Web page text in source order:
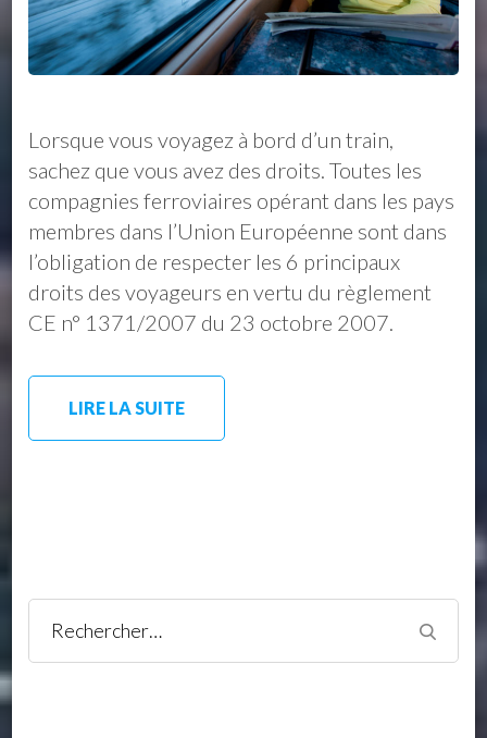
Lorsque vous voyagez à bord d’un train,
sachez que vous avez des droits. Toutes les
compagnies ferroviaires opérant dans les pays
membres dans l’Union Européenne sont dans
l’obligation de respecter les 6 principaux
droits des voyageurs en vertu du règlement
CE n° 1371/2007 du 23 octobre 2007.
LIRE LA SUITE
Rechercher :